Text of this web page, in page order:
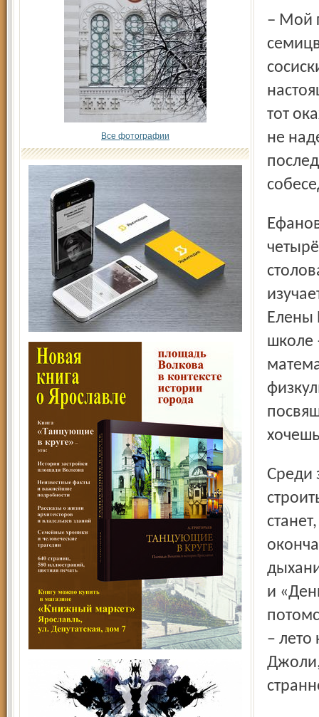
Все фотографии
– Мой герой так разохотился, что стал заказывать цветику-
тот
не
Ефанов придумывает, рисует и снимает мультики с
Елены
школе
Среди занятий Тихона на досуге кроме анимации –
и
–
Джоли,